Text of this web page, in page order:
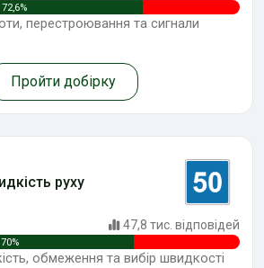
72,6%
перестроювання та сигнали
Пройти добірку
руху
47,8 тис. відповідей
70%
обмеження та вибір швидкості